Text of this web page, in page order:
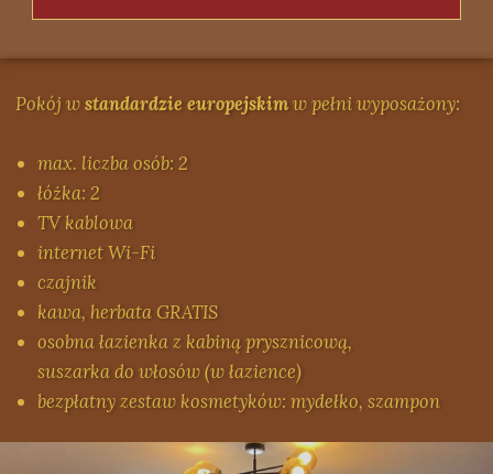
Pokój wstandardzie europejskimw pełni wyposażony:
max. liczba osób: 2
łóżka: 2
TV kablowa
internet Wi-Fi
czajnik
kawa, herbata GRATIS
osobna łazienka z kabiną prysznicową,
suszarka do włosów (w łazience)
bezpłatny zestaw kosmetyków: mydełko, szampon